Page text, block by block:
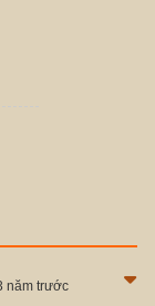
năm trước